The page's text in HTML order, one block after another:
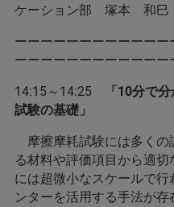
ケーション部 塚本 和巳
ーーーーーーーーーーー
ーーーーーーーーーーー
14:15～14:25
「10分で
試験の基礎」
摩擦摩耗試験には多くの
る材料や評価項目から適
には超微小なスケールで
ンターを活用する手法が